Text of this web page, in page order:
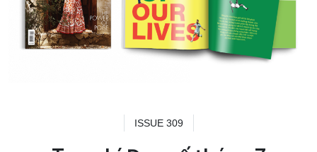
ISSUE 309